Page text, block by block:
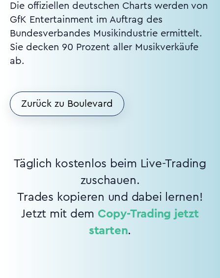
Die offiziellen deutschen Charts werden von
GfK Entertainment im Auftrag des
Bundesverbandes Musikindustrie ermittelt.
Sie decken 90 Prozent aller Musikverkäufe
ab.
Zurück zu Boulevard
Täglich kostenlos beim Live-Trading
zuschauen.
Trades kopieren und dabei lernen!
Jetzt mit dem Copy-Trading jetzt
starten.